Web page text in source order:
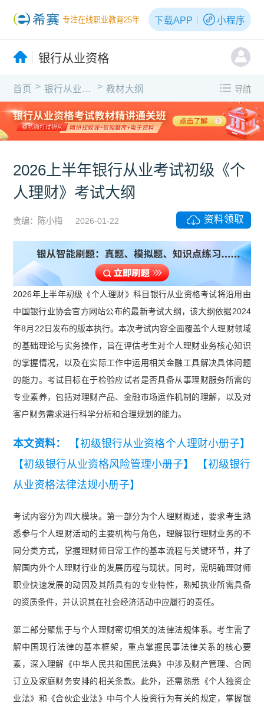
专注在线职业教育25年 下载APP 小程序
银行从业资格
首页 > 银行从业资格 > 教材大纲 导航
2026上半年银行从业考试初级《个
人理财》考试大纲
责编：陈小梅 2026-01-22 资料领取
2026年上半年初级《个人理财》科目银行从业资格考试将沿用由
中国银行业协会官方网站公布的最新考试大纲，该大纲依据2024
年8月22日发布的版本执行。本次考试内容全面覆盖个人理财领域
的基础理论与实务操作，旨在评估考生对个人理财业务核心知识
的掌握情况，以及在实际工作中运用相关金融工具解决具体问题
的能力。考试目标在于检验应试者是否具备从事理财服务所需的
专业素养，包括对理财产品、金融市场运作机制的理解，以及对
客户财务需求进行科学分析和合理规划的能力。
本文资料：
【初级银行从业资格个人理财小册子】
【初级银行从业资格风险管理小册子】
【初级银行
从业资格法律法规小册子】
考试内容分为四大模块。第一部分为个人理财概述，要求考生熟
悉参与个人理财活动的主要机构与角色，理解银行理财业务的不
同分类方式，掌握理财师日常工作的基本流程与关键环节，并了
解国内外个人理财行业的发展历程与现状。同时，需明确理财师
职业快速发展的动因及其所具有的专业特性，熟知执业所需具备
的资质条件，并认识其在社会经济活动中应履行的责任。
第二部分聚焦于与个人理财密切相关的法律法规体系。考生需了
解中国现行法律的基本框架，重点掌握民事法律关系的核心要
素，深入理解《中华人民共和国民法典》中涉及财产管理、合同
订立及家庭财务安排的相关条款。此外，还需熟悉《个人独资企
业法》和《合伙企业法》中与个人投资行为有关的规定，掌握银